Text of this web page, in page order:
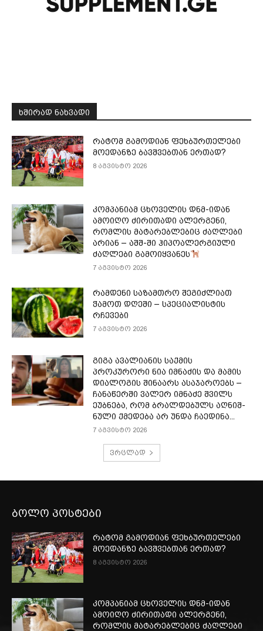
ᲮᲨᲘᲠᲐᲓ ᲜᲐᲮᲕᲐᲓᲘ
რატომ გამოდიან ფეხბურთელები
მოედანზე ბავშვებთან ერთად?
8 აგვისტო 2026
კომპანიამ ცხოველის დნმ-იდან
ამოიღო ძირითადი ალერგენი,
რომლის მატარებლებიც ძაღლები
არიან – აშშ-ში ჰიპოალერგიული
ძაღლები გამოიყვანეს
7 აგვისტო 2026
რამდენი საზამთრო შეგიძლიათ
ჭამოთ დღეში – სპეციალისტის
რჩევები
7 აგვისტო 2026
გიგა ავალიანის საქმის
პროკურორი ნია იმნაძის და მამის
დიალოგის შინაარს ასაჯაროებს –
ჩა­ნა­წერ­ში ვა­ლერ იმ­ნა­ძე შვილს
ეუბ­ნე­ბა, რომ ბრალ­დე­ბულს აღ­ნიშ­
ნუ­ლი ქმე­დე­ბა არ უნდა ჩა­ე­დი­ნა...
7 აგვისტო 2026
ვრცლად
ბოლო პოსტები
რატომ გამოდიან ფეხბურთელები
მოედანზე ბავშვებთან ერთად?
8 აგვისტო 2026
კომპანიამ ცხოველის დნმ-იდან
ამოიღო ძირითადი ალერგენი,
რომლის მატარებლებიც ძაღლები